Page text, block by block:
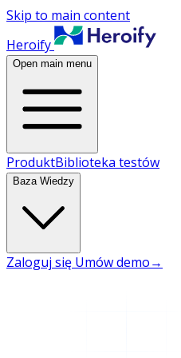
Skip to main content
Heroify
Open main menu
ProduktBiblioteka testów
Baza Wiedzy
Zaloguj się Umów demo→